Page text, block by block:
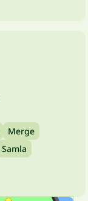
Merge
Samla